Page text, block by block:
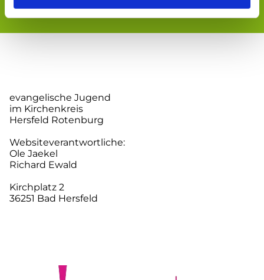
evangelische Jugend
im Kirchenkreis
Hersfeld Rotenburg
Websiteverantwortliche:
Ole Jaekel
Richard Ewald
Kirchplatz 2
36251 Bad Hersfeld